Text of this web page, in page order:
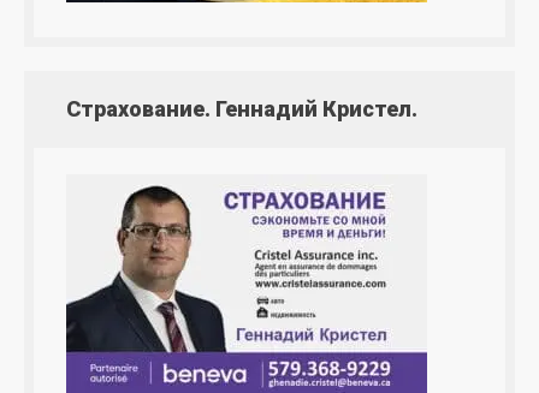
Страхование. Геннадий Кристел.